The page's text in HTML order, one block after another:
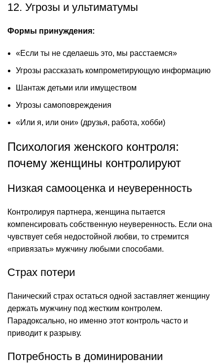
12. Угрозы и ультиматумы
Формы принуждения:
«Если ты не сделаешь это, мы расстаемся»
Угрозы рассказать компрометирующую информацию
Шантаж детьми или имуществом
Угрозы самоповреждения
«Или я, или они» (друзья, работа, хобби)
Психология женского контроля:
почему женщины контролируют
Низкая самооценка и неуверенность
Контролируя партнера, женщина пытается
компенсировать собственную неуверенность. Если она
чувствует себя недостойной любви, то стремится
«привязать» мужчину любыми способами.
Страх потери
Панический страх остаться одной заставляет женщину
держать мужчину под жестким контролем.
Парадоксально, но именно этот контроль часто и
приводит к разрыву.
Потребность в доминировании